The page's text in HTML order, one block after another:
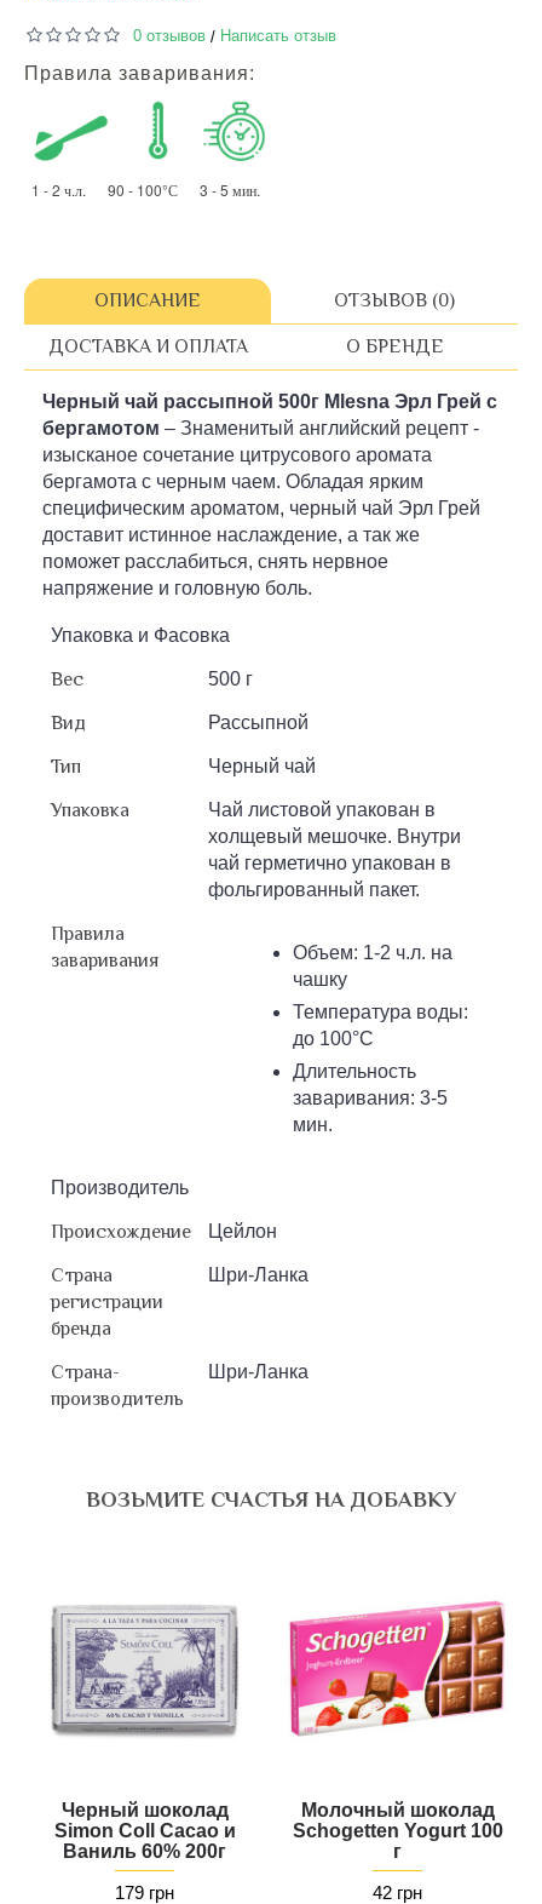
0 отзывов / Написать отзыв
Правила заваривания:
1 - 2 ч.л. 90 - 100°С 3 - 5 мин.
ОПИСАНИЕ ОТЗЫВОВ (0)
ДОСТАВКА И ОПЛАТА О БРЕНДЕ
Черный чай рассыпной 500г Mlesna Эрл Грей с
бергамотом – Знаменитый английский рецепт -
изысканое сочетание цитрусового аромата
бергамота с черным чаем. Обладая ярким
специфическим ароматом, черный чай Эрл Грей
доставит истинное наслаждение, а так же
поможет расслабиться, снять нервное
напряжение и головную боль.
Упаковка и Фасовка
Вес 500 г
Вид Рассыпной
Тип Черный чай
Упаковка
Чай листовой упакован в
холщевый мешочке. Внутри
чай герметично упакован в
фольгированный пакет.
Правила
заваривания
Объем: 1-2 ч.л. на
чашку
Температура воды:
до 100°С
Длительность
заваривания: 3-5
мин.
Производитель
Происхождение Цейлон
Страна
регистрации
бренда
Шри-Ланка
Страна-
производитель
Шри-Ланка
ВОЗЬМИТЕ СЧАСТЬЯ НА ДОБАВКУ
Черный шоколад
Simon Coll Cacao и
Ваниль 60% 200г
179 грн
Молочный шоколад
Schogetten Yogurt 100
г
42 грн